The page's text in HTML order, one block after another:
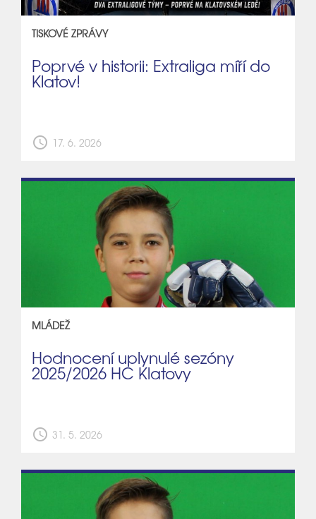
TISKOVÉ ZPRÁVY
Poprvé v historii: Extraliga míří do
Klatov!
schedule 17. 6. 2026
MLÁDEŽ
Hodnocení uplynulé sezóny
2025/2026 HC Klatovy
schedule 31. 5. 2026